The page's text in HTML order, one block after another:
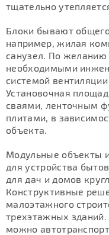
тщательно
Блоки бывают
например, жилая
санузел. По желанию
необходимыми
системой
Установочная
сваями, ленточным
плитами, в
объекта.
Модульные объекты
для устройства
для дач и домов
Конструктивные
малоэтажного
трехэтажных зданий.
можно